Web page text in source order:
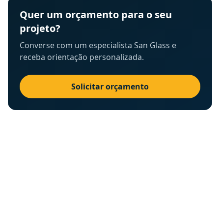
Quer um orçamento para o seu
projeto?
Converse com um especialista San Glass e
receba orientação personalizada.
Solicitar orçamento